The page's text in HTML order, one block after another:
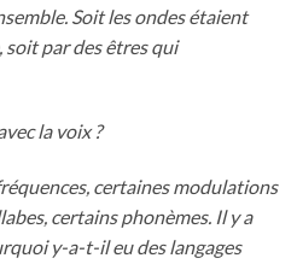
Soit les ondes étaient
par des êtres qui
la voix ?
certaines modulations
certains phonèmes. Il y a
y-a-t-il eu des langages